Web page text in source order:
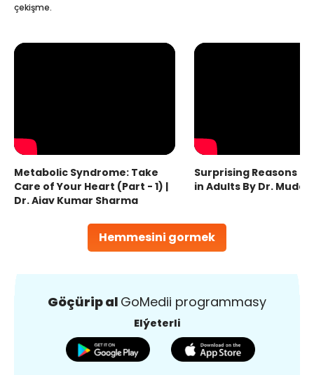
Hemmesini gormek
çekişme.
Metabolic Syndrome: Take
Care of Your Heart (Part - 1) |
Dr. Ajay Kumar Sharma
Surprising Reasons
in Adults By Dr.
Göçürip al GoMedii programmasy
Elýeterli